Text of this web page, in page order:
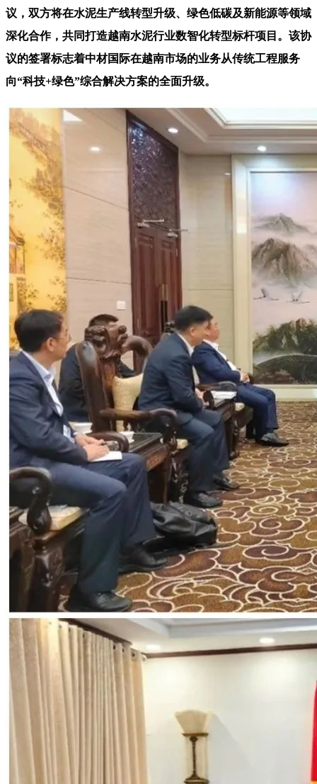
议，双方将在水泥生产线转型升级、绿色低碳及新能源等领域
深化合作，共同打造越南水泥行业数智化转型标杆项目。该协
议的签署标志着中材国际在越南市场的业务从传统工程服务
向“科技+绿色”综合解决方案的全面升级。